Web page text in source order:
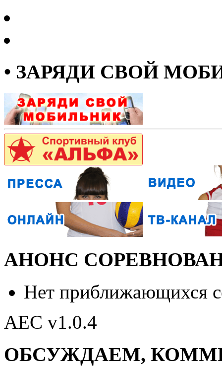
• ЗАРЯДИ СВОЙ
АНОНС
Нет приближающихся
AEC v1.0.4
ОБСУЖДАЕМ,